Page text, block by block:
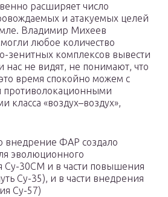
расширяет число
и атакуемых целей
Владимир Михеев
любое количество
зенитных комплексов вывести
нас не видят, не понимают, что
время спокойно можем с
противолокационными
класса «воздух–воздух»,
внедрение ФАР создало
эволюционного
Су-30СМ и в части повышения
Су-35), и в части внедрения
Су-57)